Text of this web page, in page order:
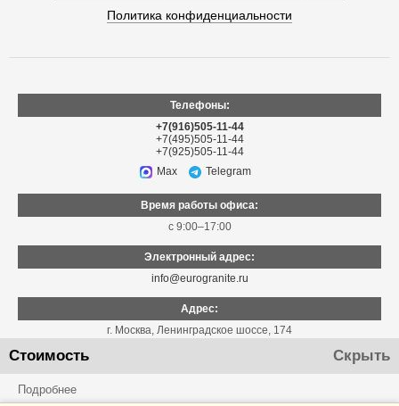
Стоимость Скрыть
Подробнее
Политика конфиденциальности
Телефоны:
+7(916)505-11-44
+7(495)505-11-44
+7(925)505-11-44
Max
Telegram
Время работы офиса:
с 9:00–17:00
Электронный адрес:
info@eurogranite.ru
Адрес:
г. Москва Ленинградское шоссе, 174